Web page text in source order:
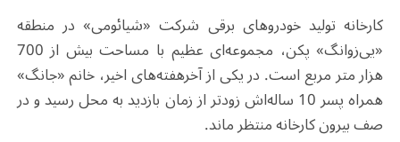
کارخانه تولید خودروهای برقی شرکت «شیائومی» در منطقه
«یی‌زوانگ» پکن، مجموعه‌ای عظیم با مساحت بیش از 700
هزار متر مربع است. در یکی از آخرهفته‌های اخیر، خانم «جانگ»
همراه پسر 10 ساله‌اش زودتر از زمان بازدید به محل رسید و در
صف بیرون کارخانه منتظر ماند.